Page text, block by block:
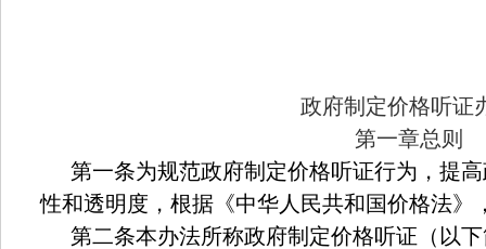
政府制定价格听证
第一章总则
第一条为规范政府制定价格听证行为，提
性和透明度，根据《中华人民共和国价格法》
第二条本办法所称政府制定价格听证（以